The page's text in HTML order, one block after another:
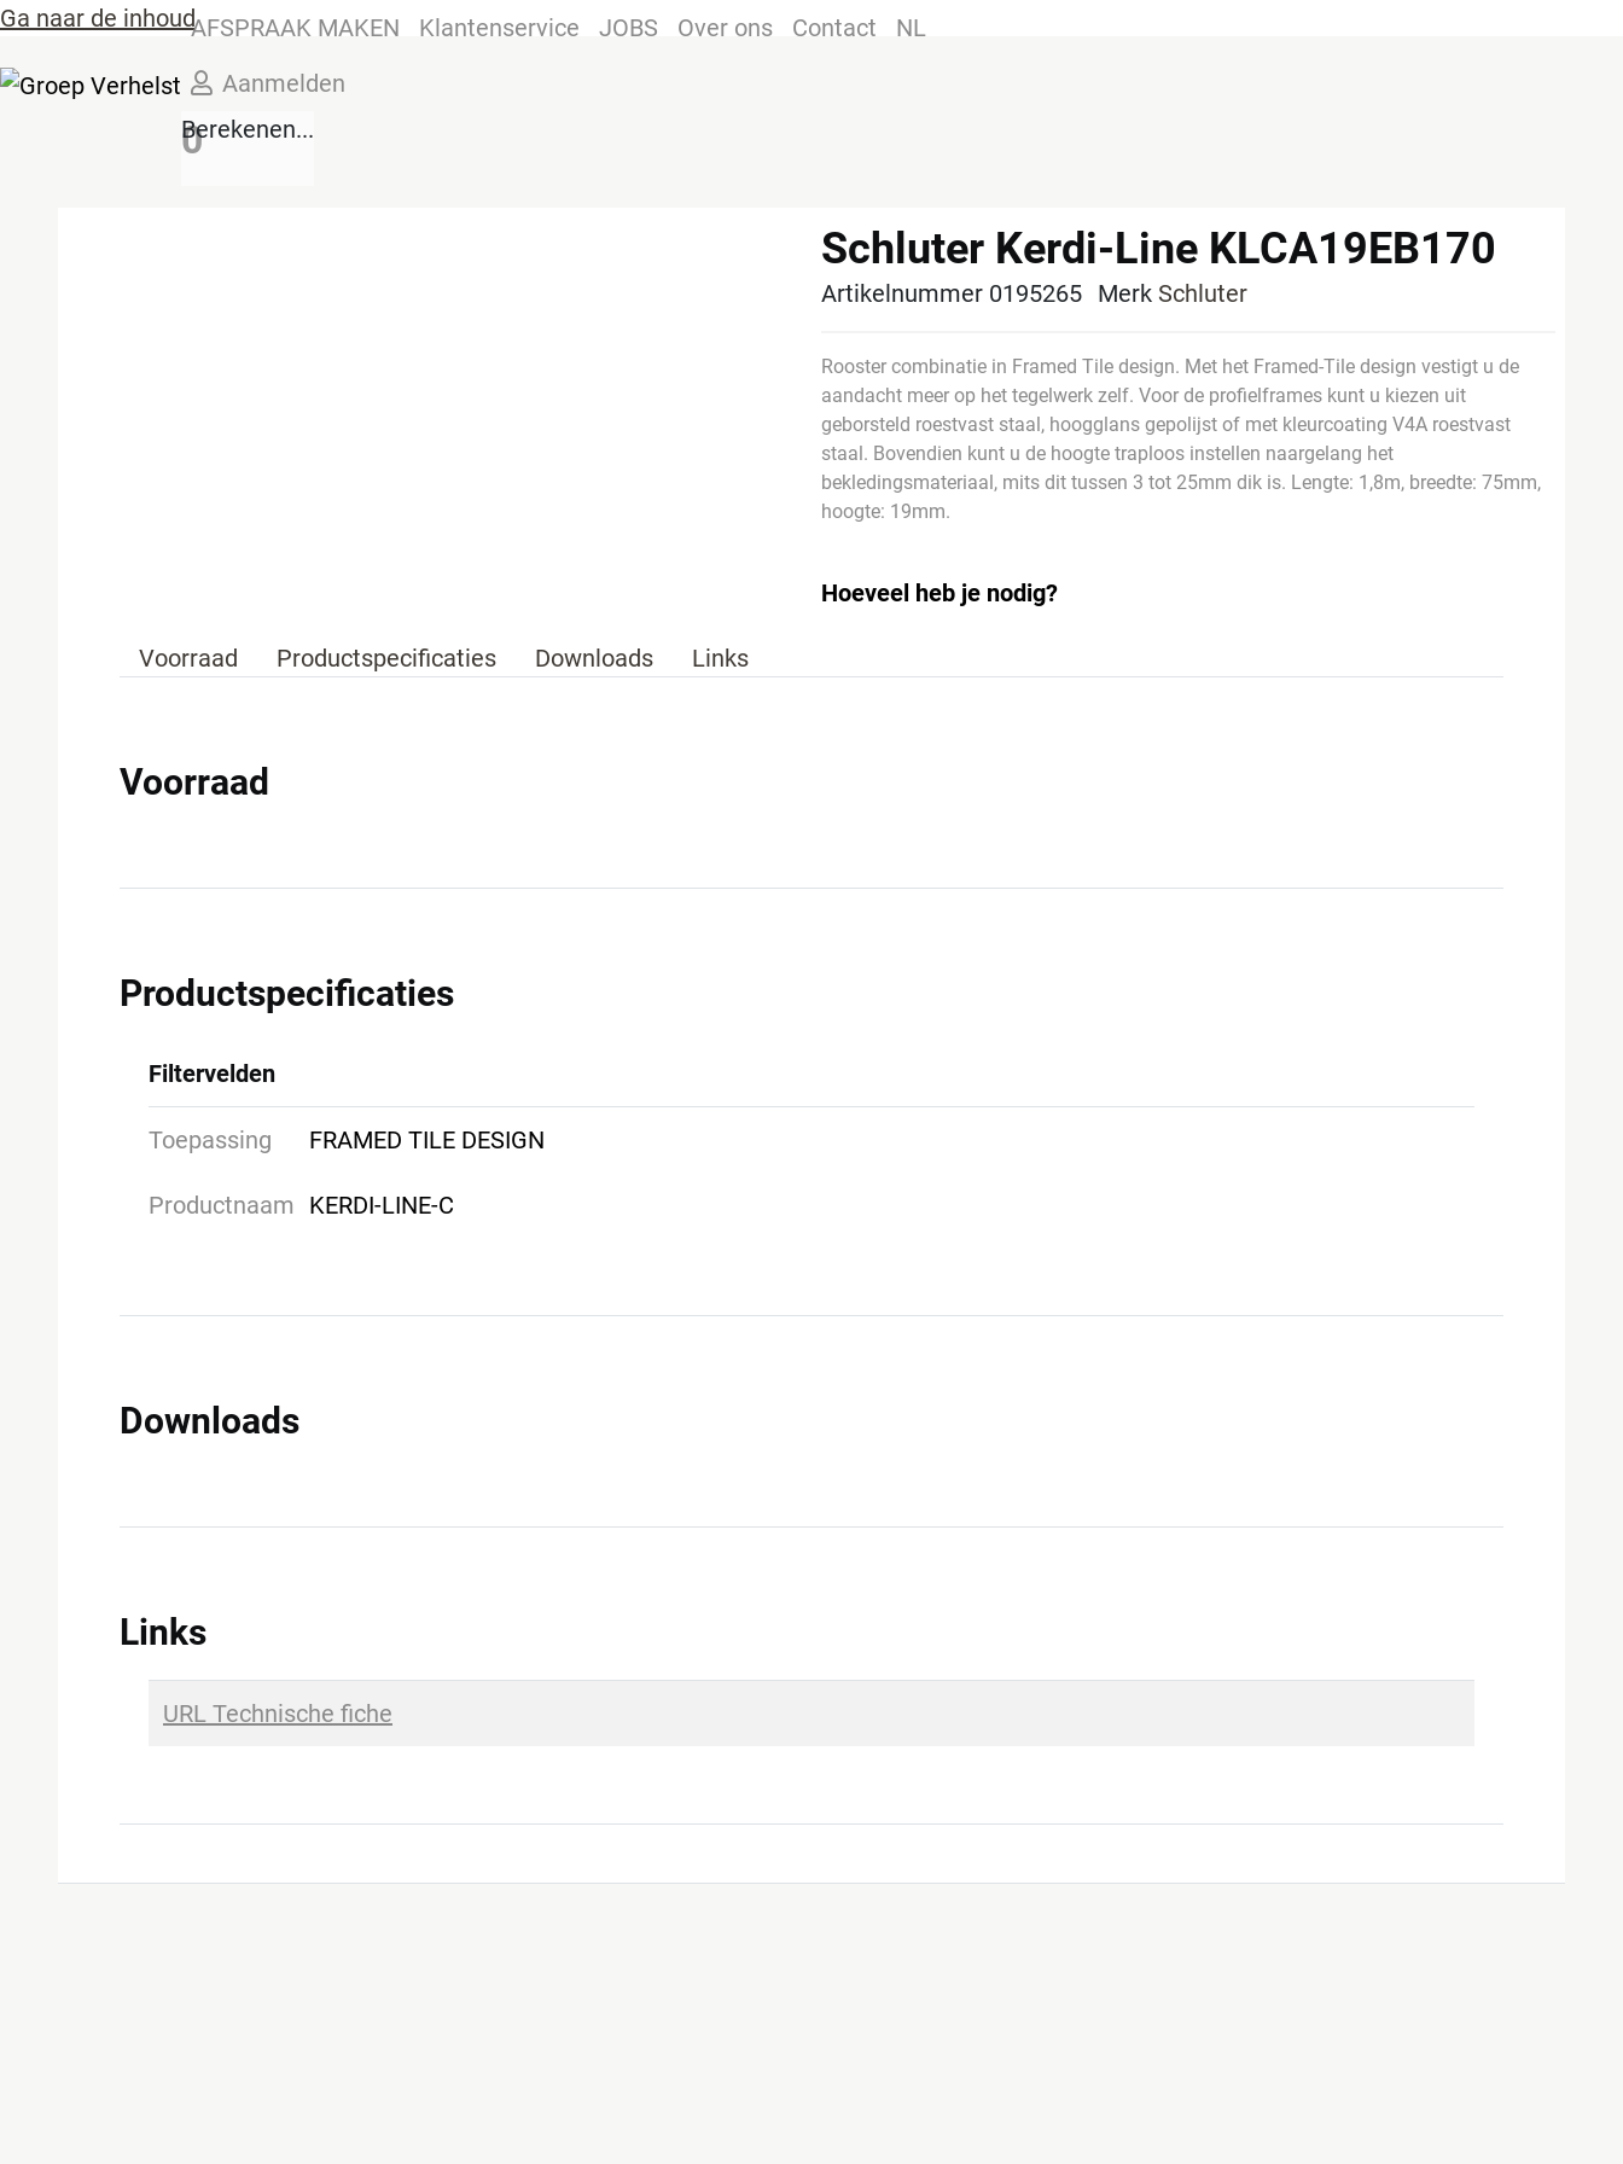
Ga naar de inhoudAFSPRAAK MAKEN Klantenservice JOBS Over ons Contact
NL
Aanmelden
0
Berekenen...
Schluter Kerdi-Line KLCA19EB170
Artikelnummer 0195265 Merk Schluter
Rooster combinatie in Framed Tile design. Met het Framed-Tile design vestigt u de
aandacht meer op het tegelwerk zelf. Voor de profielframes kunt u kiezen uit
geborsteld roestvast staal, hoogglans gepolijst of met kleurcoating V4A roestvast
staal. Bovendien kunt u de hoogte traploos instellen naargelang het
bekledingsmateriaal, mits dit tussen 3 tot 25mm dik is. Lengte: 1,8m, breedte: 75mm,
hoogte: 19mm.
Hoeveel heb je nodig?
Voorraad Productspecificaties Downloads Links
Voorraad
Productspecificaties
Filtervelden
Toepassing FRAMED TILE DESIGN
Productnaam KERDI-LINE-C
Downloads
Links
URL Technische fiche